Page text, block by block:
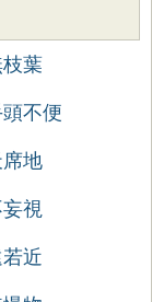
葉
不便
地
妄視
近